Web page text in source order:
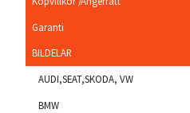
Garanti
BILDELAR
AUDI,SEAT,SKODA, VW
BMW